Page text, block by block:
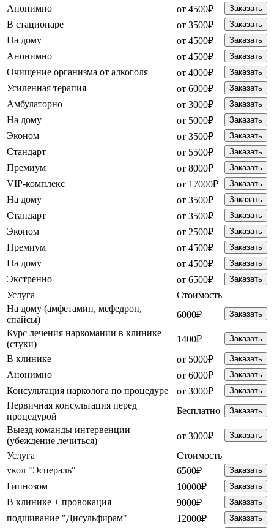
Анонимно от 4500₽ Заказать
В стационаре от 3500₽ Заказать
На дому от 4500₽ Заказать
Анонимно от 4500₽ Заказать
Очищение организма от алкоголя от 4000₽ Заказать
Усиленная терапия от 6000₽ Заказать
Амбулаторно от 3000₽ Заказать
На дому от 5000₽ Заказать
Эконом от 3500₽ Заказать
Стандарт от 5500₽ Заказать
Премиум от 8000₽ Заказать
VIP-комплекс от 17000₽ Заказать
На дому от 3500₽ Заказать
Стандарт от 3500₽ Заказать
Эконом от 2500₽ Заказать
Премиум от 4500₽ Заказать
На дому от 4500₽ Заказать
Экстренно от 6500₽ Заказать
Услуга
Стоимость
На дому (амфетамин, мефедрон,
спайсы)
6000₽ Заказать
Курс лечения наркомании в клинике
(стуки)
1400₽ Заказать
В клинике от 5000₽ Заказать
Анонимно от 6000₽ Заказать
Консультация нарколога по процедуре от 3000₽ Заказать
Первичная консультация перед
процедурой
Бесплатно Заказать
Выезд команды интервенции
(убеждение лечиться)
от 3000₽ Заказать
Услуга
Стоимость
укол "Эспераль"
6500₽ Заказать
Гипнозом 10000₽ Заказать
В клинике + провокация 9000₽ Заказать
подшивание "Дисульфирам" 12000₽ Заказать